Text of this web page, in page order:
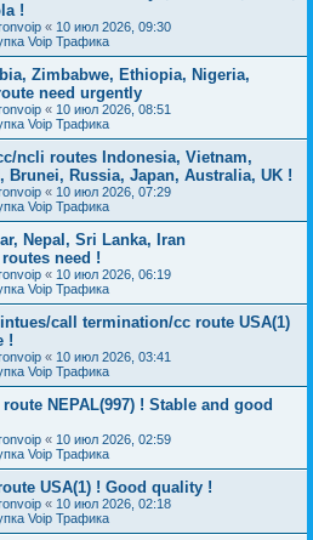
!
« 10 июл 2026, 09:30
Voip Трафика
Zimbabwe, Ethiopia, Nigeria,
need urgently
« 10 июл 2026, 08:51
Voip Трафика
ncli routes Indonesia, Vietnam,
Russia, Japan, Australia, UK !
« 10 июл 2026, 07:29
Voip Трафика
Nepal, Sri Lanka, Iran
need !
« 10 июл 2026, 06:19
Voip Трафика
call termination/cc route USA(1)
!
« 10 июл 2026, 03:41
Voip Трафика
NEPAL(997) ! Stable and good
« 10 июл 2026, 02:59
Voip Трафика
USA(1) ! Good quality !
« 10 июл 2026, 02:18
Voip Трафика